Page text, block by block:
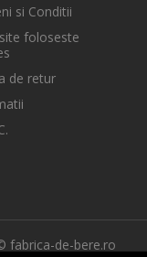
si Conditii
foloseste
de retur
fabrica-de-bere.ro